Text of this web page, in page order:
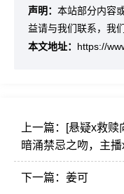
声明： 本站部分内容
益请与我们联系，我
本文地址： https://
上一篇：
[悬疑x救赎
暗涌禁忌之吻，主
下一篇： 姜可